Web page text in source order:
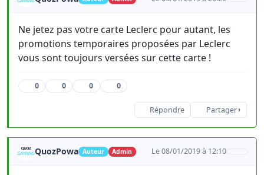
Ne jetez pas votre carte Leclerc pour autant, les
promotions temporaires proposées par Leclerc
vous sont toujours versées sur cette carte !
0 0 0 0
Répondre Partager
QuozPowa Auteur Admin Le 08/01/2019 à 12:10